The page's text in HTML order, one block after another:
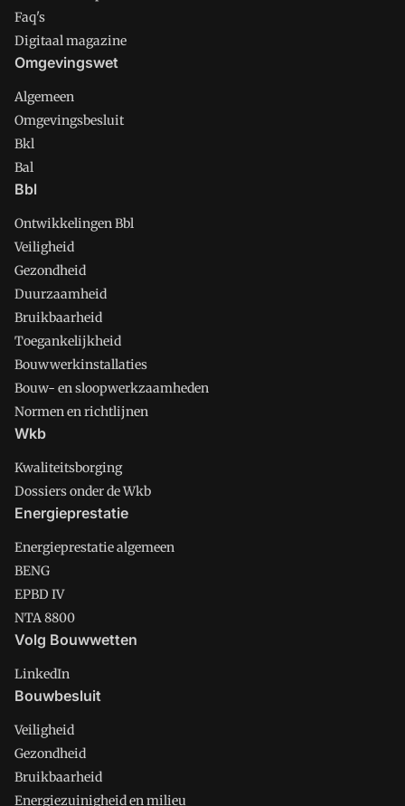
Faq's
Digitaal magazine
Omgevingswet
Algemeen
Omgevingsbesluit
Bkl
Bal
Bbl
Ontwikkelingen Bbl
Veiligheid
Gezondheid
Duurzaamheid
Bruikbaarheid
Toegankelijkheid
Bouwwerkinstallaties
Bouw- en sloopwerkzaamheden
Normen en richtlijnen
Wkb
Kwaliteitsborging
Dossiers onder de Wkb
Energieprestatie
Energieprestatie algemeen
BENG
EPBD IV
NTA 8800
Volg Bouwwetten
LinkedIn
Bouwbesluit
Veiligheid
Gezondheid
Bruikbaarheid
Energiezuinigheid en milieu